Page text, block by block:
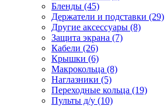
Бленды (45)
Держатели и подставки (29)
Другие аксессуары (8)
Защита экрана (7)
Кабели (26)
Крышки (6)
Макрокольца (8)
Наглазники (5)
Переходные кольца (19)
Пульты д/у (10)